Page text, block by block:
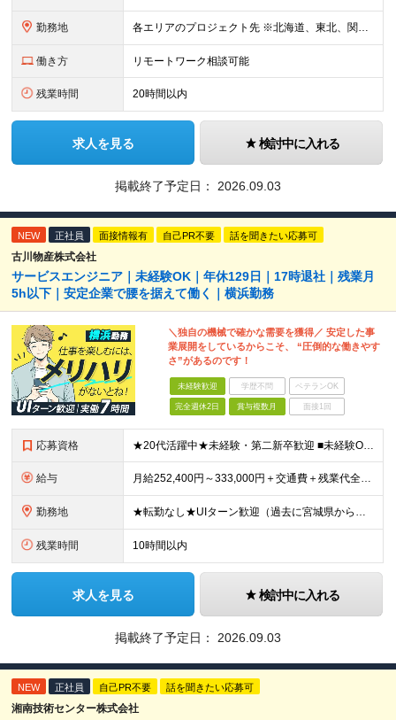
勤務地 各エリアのプロジェクト先 ※北海道、東北、関東、北信越、東海、関西、四国、中国、九州の各エリアから希望勤務地をお聞かせください。 ※転勤を伴わない エリア限定採用枠あり。U・Iターンも歓迎です！ ※プ
働き方 リモートワーク相談可能
残業時間 20時間以内
求人を見る 検討中に入れる
掲載終了予定日： 2026.09.03
NEW 正社員 面接情報有 自己PR不要 話を聞きたい応募可
古川物産株式会社
サービスエンジニア｜未経験OK｜年休129日｜17時退社｜残業月
5h以下｜安定企業で腰を据えて働く｜横浜勤務
＼独自の機械で確かな需要を獲得／ 安定した事
業展開をしているからこそ、 “圧倒的な働きやす
さ”があるのです！
未経験歓迎 学歴不問 ベテランOK
完全週休2日 賞与複数月 面接1回
応募資格 ★20代活躍中★未経験・第二新卒歓迎 ■未経験OK ■高卒以上 《こんな方にピッタリ》 □自分の時間を大切にしながら働きたい □PCの自作や車、バイクいじりなどが好き □一生モノの「手に職」をつけ
給与 月給252,400円～333,000円＋交通費＋残業代全額＋家族手当＋出張手当など ※経験やスキルを考慮して決定いたします ※残業代は別途全額支給いたします ※試用期間6カ月あり（期間中の給与・待遇
勤務地 ★転勤なし★UIターン歓迎（過去に宮城県からの移住実績あり） 【横浜ラボ】神奈川県横浜市西区戸部町3-50 イイダビル 1F ※(変更の範囲)上記を除く当社関連勤務地
残業時間 10時間以内
求人を見る 検討中に入れる
掲載終了予定日： 2026.09.03
NEW 正社員 自己PR不要 話を聞きたい応募可
湘南技術センター株式会社